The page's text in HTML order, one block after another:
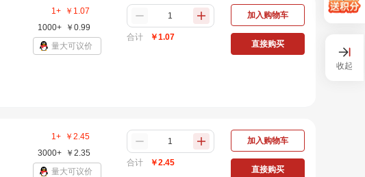
1+ ￥ 1.07
1000+
￥ 0.99
量大可议价
合计 ￥1.07
加入购物车
直接购买
1+ ￥ 2.45
3000+
￥ 2.35
量大可议价
合计 ￥2.45
加入购物车
直接购买
收起